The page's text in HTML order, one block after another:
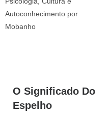
O Significado Do
Espelho